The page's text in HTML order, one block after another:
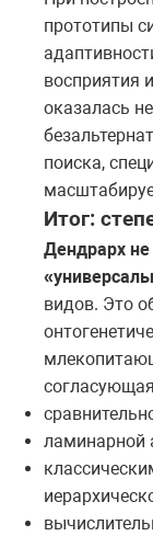
прототипы
восприятия
оказалась
поиска,
Итог:
Дендрарх
видов. Это
ламинарной